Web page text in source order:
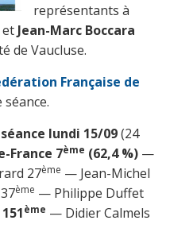
représentants à
et Jean-Marc Boccara
de Vaucluse.
Française de
séance.
séance lundi 15/09(24
France 7ème (62,4 %)—
27ème — Jean-Michel
ème — Philippe Duffet
ème — Didier Calmels